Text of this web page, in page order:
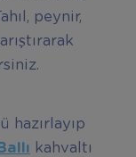
peynir,
hazırlayıp
kahvaltı